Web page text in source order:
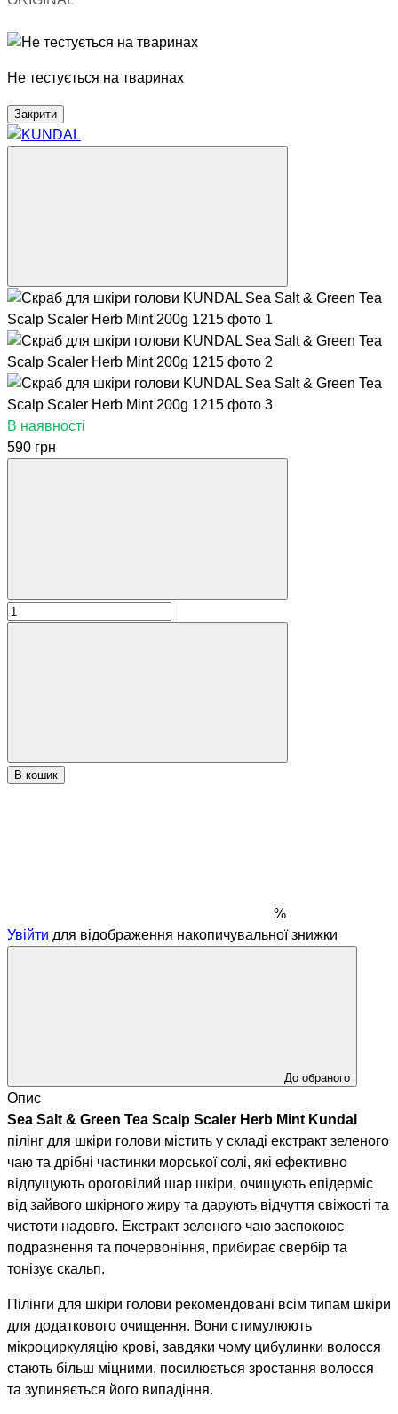
Не тестується на тваринах
Закрити
В наявності
590 грн
В кошик
%
Увійти для відображення накопичувальної знижки
До обраного
Опис
Sea Salt & Green Tea Scalp Scaler Herb Mint Kundal
пілінг для шкіри голови містить у складі екстракт зеленого
чаю та дрібні частинки морської солі, які ефективно
відлущують ороговілий шар шкіри, очищують епідерміс
від зайвого шкірного жиру та дарують відчуття свіжості та
чистоти надовго. Екстракт зеленого чаю заспокоює
подразнення та почервоніння, прибирає свербір та
тонізує скальп.
Пілінги для шкіри голови рекомендовані всім типам шкіри
для додаткового очищення. Вони стимулюють
мікроциркуляцію крові, завдяки чому цибулинки волосся
стають більш міцними, посилюється зростання волосся
та зупиняється його випадіння.